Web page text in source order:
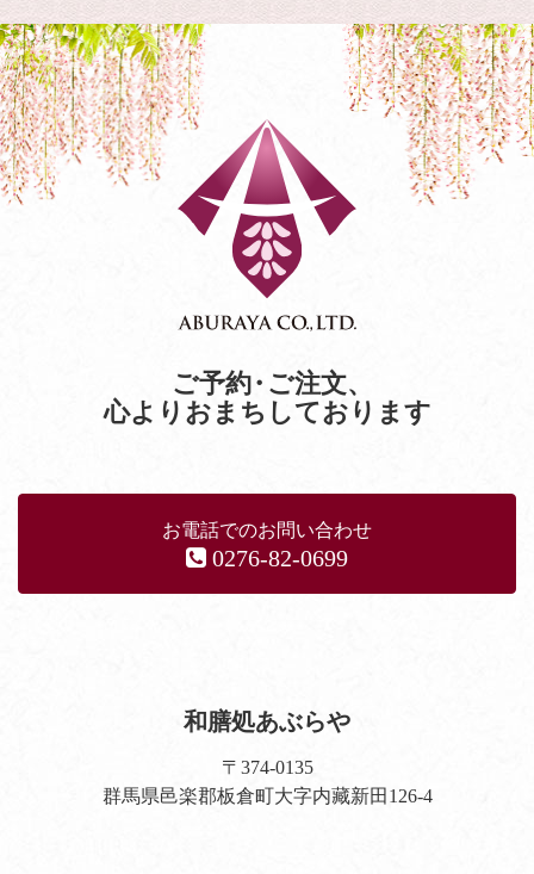
ご予約・ご注文、
心よりおまちしております
お電話でのお問い合わせ
0276-82-0699
和膳処あぶらや
〒374-0135
群馬県邑楽郡板倉町大字内藏新田126-4